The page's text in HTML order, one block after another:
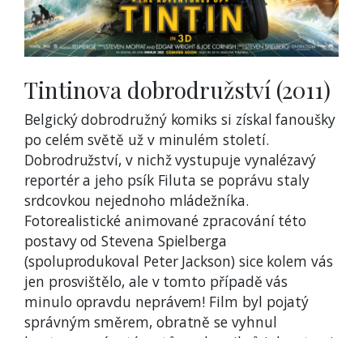
Tintinova dobrodružství (2011)
Belgický dobrodružný komiks si získal fanoušky
po celém světě už v minulém století.
Dobrodružství, v nichž vystupuje vynalézavý
reportér a jeho psík Filuta se poprávu staly
srdcovkou nejednoho mládežníka.
Fotorealistické animované zpracování této
postavy od Stevena Spielberga
(spoluprodukoval Peter Jackson) sice kolem vás
jen prosvištělo, ale v tomto případě vás
minulo opravdu neprávem! Film byl pojatý
správným směrem, obratně se vyhnul